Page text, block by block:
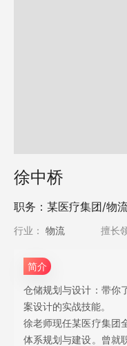
徐中桥
职务：某医疗集团/物
行业： 物流 擅长
简介
仓储规划与设计：带你
案设计的实战技能。
徐老师现任某医疗集团
体系规划与建设。曾就